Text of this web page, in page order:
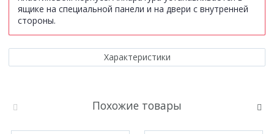
ящике на специальной панели и на двери с внутренней
стороны.
Характеристики
Похожие товары